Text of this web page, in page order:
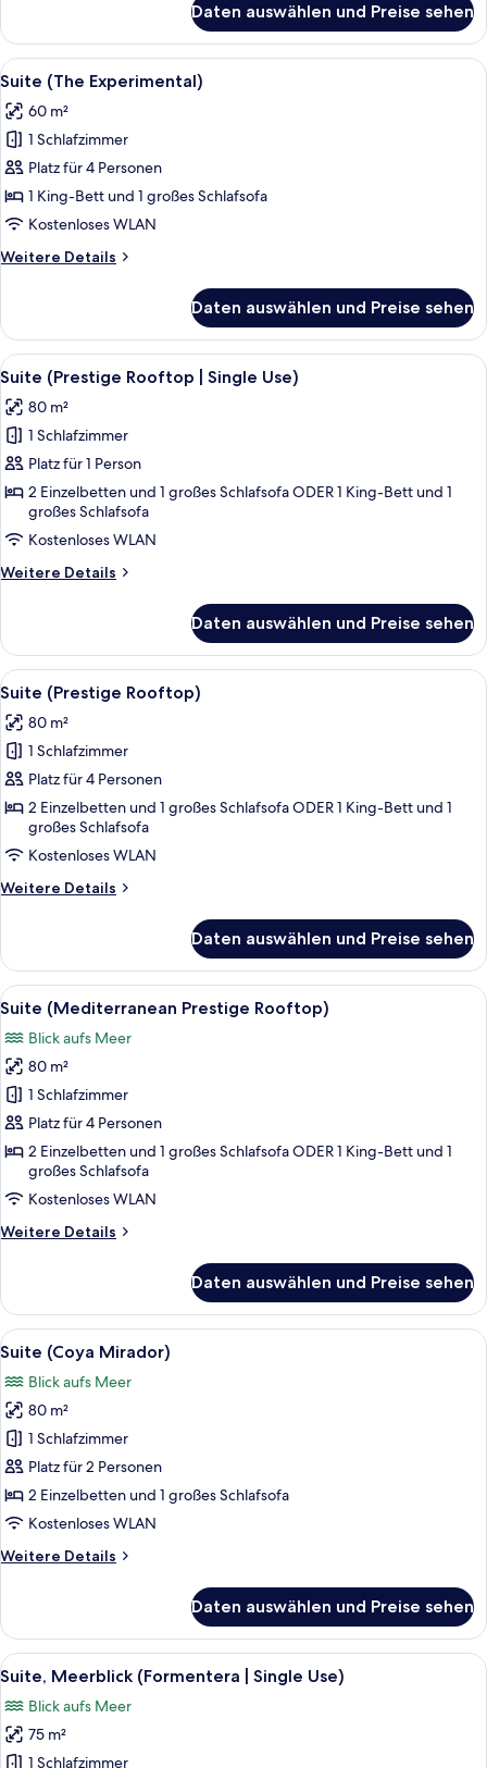
(The
Experimental
|
Use)
Daten auswählen und Preise sehen
Alle
Fotos
für
Suite
(The
Experimental)
anzeigen
Hochwertige Bettwaren, Minibar,
6
Suite (The Experimental)
60 m²
1 Schlafzimmer
Platz für 4 Personen
1 King-Bett und 1 großes Schlafsofa
Kostenloses WLAN
Weitere Details
Weitere
(The
Experimental)
Daten auswählen und Preise sehen
Alle
Fotos
für
Suite
(Prestige
Rooftop
Single
Use)
Ein modernes Hotelzimmer mit
7
Suite (Prestige Rooftop | Single Use)
80 m²
1 Schlafzimmer
Platz für 1 Person
2 Einzelbetten und 1 großes Schlafsofa ODER 1 King-Bett und 1
großes Schlafsofa
Kostenloses WLAN
Weitere Details
Weitere
(Prestige
Rooftop
|
Use)
Daten auswählen und Preise sehen
Alle
Fotos
für
Suite
(Prestige
Rooftop)
anzeigen
Ein modernes Hotelzimmer mit
7
Suite (Prestige Rooftop)
80 m²
1 Schlafzimmer
Platz für 4 Personen
2 Einzelbetten und 1 großes Schlafsofa ODER 1 King-Bett und 1
großes Schlafsofa
Kostenloses WLAN
Weitere Details
Weitere
(Prestige
Rooftop)
Daten auswählen und Preise sehen
Alle
Fotos
für
Suite
(Mediterranean
Prestige
Rooftop)
anzeigen
Ein modernes Wohnzimmer mit
5
Suite (Mediterranean Prestige Rooftop)
Blick aufs Meer
80 m²
1 Schlafzimmer
Platz für 4 Personen
2 Einzelbetten und 1 großes Schlafsofa ODER 1 King-Bett und 1
großes Schlafsofa
Kostenloses WLAN
Weitere Details
Weitere
(Mediterranean
Prestige
Rooftop)
Daten auswählen und Preise sehen
Alle
Fotos
für
Suite
(Coya
Mirador)
anzeigen
Ein Hotelzimmer mit Bett,
6
Suite (Coya Mirador)
Blick aufs Meer
80 m²
1 Schlafzimmer
Platz für 2 Personen
2 Einzelbetten und 1 großes Schlafsofa
Kostenloses WLAN
Weitere Details
Weitere
(Coya
Mirador)
Daten auswählen und Preise sehen
Alle
Fotos
für
Suite,
Hochwertige Bettwaren, Minibar,
7
Suite, Meerblick (Formentera | Single Use)
Blick aufs Meer
75 m²
1 Schlafzimmer